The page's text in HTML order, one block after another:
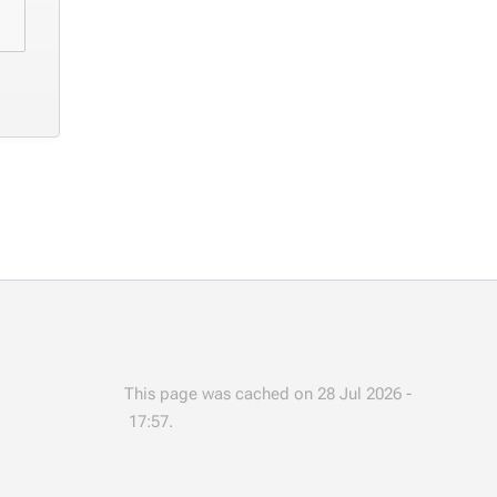
This page was cached on 28 Jul 2026 -
17:57.